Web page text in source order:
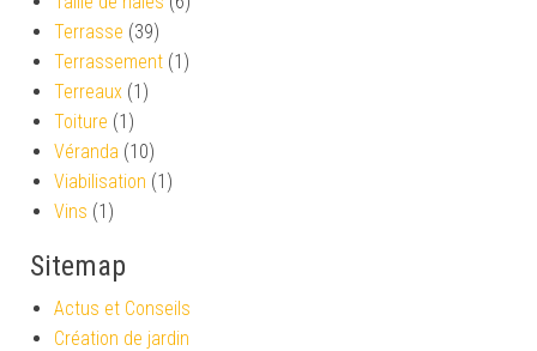
Terrasse (39)
Terrassement (1)
Terreaux (1)
Toiture (1)
Véranda (10)
Viabilisation (1)
Vins (1)
Sitemap
Actus et Conseils
Création de jardin